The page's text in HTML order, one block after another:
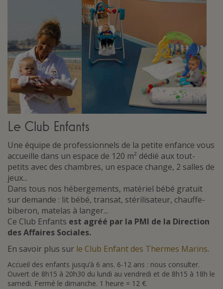
Le Club Enfants
Une équipe de professionnels de la petite enfance vous
accueille dans un espace de 120 m² dédié aux tout-
petits avec des chambres, un espace change, 2 salles de
jeux...
Dans tous nos hébergements, matériel bébé gratuit
sur demande : lit bébé, transat, stérilisateur, chauffe-
biberon, matelas à langer...
Ce Club Enfants est agréé par la PMI de la Direction
des Affaires Sociales.
En savoir plus sur le Club Enfant des Thermes Marins.
Accueil des enfants jusqu’à 6 ans. 6-12 ans : nous consulter.
Ouvert de 8h15 à 20h30 du lundi au vendredi et de 8h15 à 18h le
samedi. Fermé le dimanche. 1 heure = 12 €.